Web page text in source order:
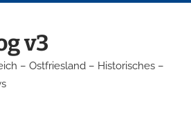
v3
– Ostfriesland – Historisches –